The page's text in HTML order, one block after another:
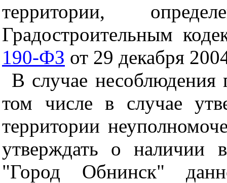
территории,
Градостроительным
190-ФЗ от 29 декабря
В случае несоблюдения
том числе в случае
территории
утверждать о наличии
"Город Обнинск"